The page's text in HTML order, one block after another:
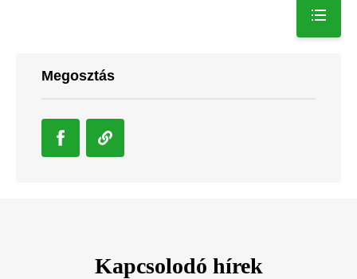
Megosztás
Kapcsolodó hírek